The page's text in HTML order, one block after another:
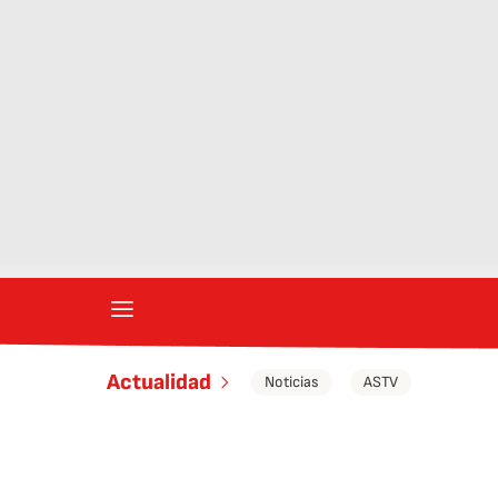
Actualidad Noticias ASTV